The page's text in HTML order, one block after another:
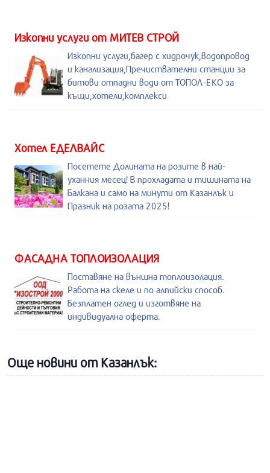
Изкопни услуги от МИТЕВ СТРОЙ
Изкопни услуги,багер с хидрочук,водопровод
и канализация,Пречиствателни станции за
битови отпадни води от ТОПОЛ-ЕКО за
къщи,хотели,комплекси
Хотел ЕДЕЛВАЙС
Посетете Долината на розите в най-
уханния месец! В прохладата и тишината на
Балкана и само на минути от Казанлък и
Празник на розата 2025!
ФАСАДНА ТОПЛОИЗОЛАЦИЯ
Поставяне на външна топлоизолация.
Работа на скеле и по алпийски способ.
Безплатен оглед и изготвяне на
индивидуална оферта.
Още новини от Казанлък: